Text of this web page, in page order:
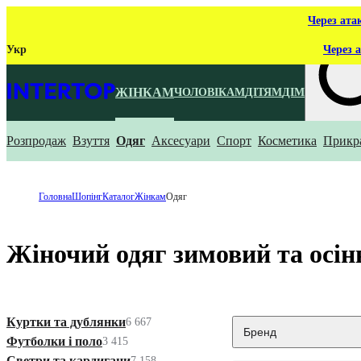
Через
Укр Через
ЖІНКАМЧОЛОВІКАМДІТЯМДІМ
Що ти
Розпродаж Взуття Одяг Аксесуари Спорт Косметика
ГоловнаШопінгКаталогЖінкамОдяг
Жіночий одяг зимовий та
Куртки та дублянки6 667
Футболки і поло3 415
Бренд